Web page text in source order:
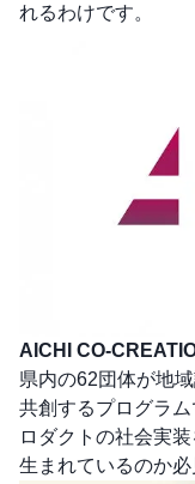
れるわけです。
AICHI CO-
県内の62団体が地
共創するプログラ
ロダクトの社会実
生まれているのか必